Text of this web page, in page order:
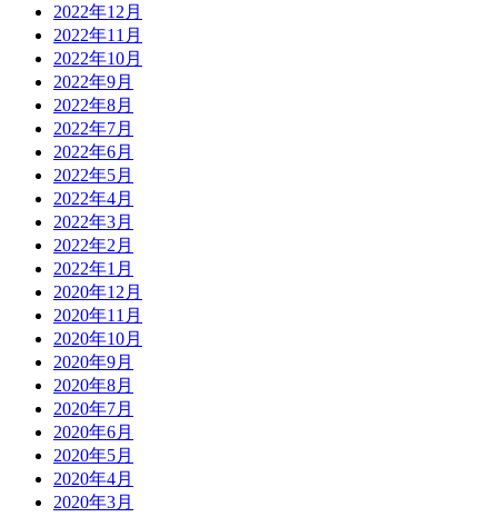
2022年12月
2022年11月
2022年10月
2022年9月
2022年8月
2022年7月
2022年6月
2022年5月
2022年4月
2022年3月
2022年2月
2022年1月
2020年12月
2020年11月
2020年10月
2020年9月
2020年8月
2020年7月
2020年6月
2020年5月
2020年4月
2020年3月